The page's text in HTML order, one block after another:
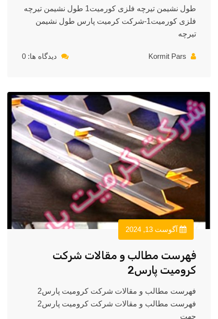
طول نشیمن تیرچه فلزی کورمیت1 طول نشیمن تیرچه
فلزی کورمیت1-شرکت کرمیت پارس طول نشیمن
تیرچه
Kormit Pars دیدگاه ها: 0
آگوست 13, 2024
فهرست مطالب و مقالات شرکت
کرومیت پارس2
فهرست مطالب و مقالات شرکت کرومیت پارس2
فهرست مطالب و مقالات شرکت کرومیت پارس2
جهت